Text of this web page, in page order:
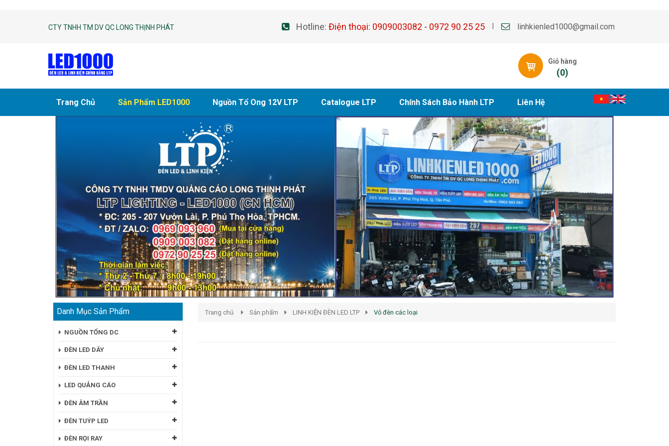
CTY TNHH TM DV QC LONG THỊNH PHÁT Hotline: Điện thoại: 0909003082 - 0972 90 25 25 linhkienled1000@gmail.com
Giỏ hàng
(0)
Trang Chủ Sản Phẩm LED1000 Nguồn Tổ Ong 12V LTP Catalogue LTP Chính Sách Bảo Hành LTP Liên Hệ
Danh Mục Sản Phẩm
NGUỒN TỔNG DC
ĐÈN LED DÂY
ĐÈN LED THANH
LED QUẢNG CÁO
ĐÈN ÂM TRẦN
ĐÈN TUÝP LED
ĐÈN RỌI RAY
Trang chủ Sản phẩm LINH KIỆN ĐÈN LED LTP Vỏ đèn các loại